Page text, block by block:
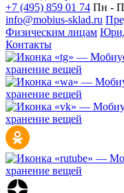
+7 (495) 859 01 74 Пн -
info@mobius-sklad.ru
Физическим лицам
Контакты